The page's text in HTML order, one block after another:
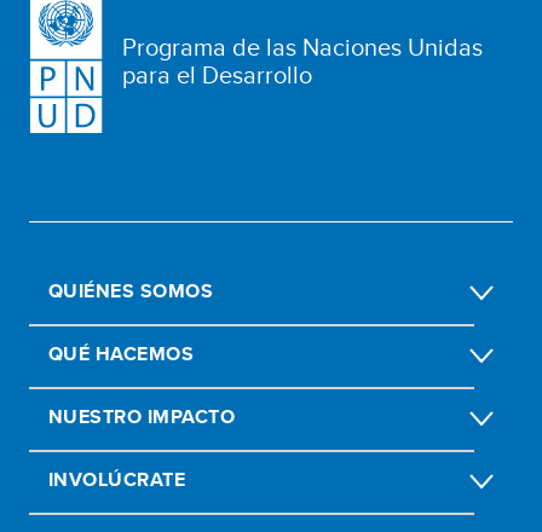
Programa de las Naciones Unidas
para el Desarrollo
QUIÉNES SOMOS
QUÉ HACEMOS
NUESTRO IMPACTO
INVOLÚCRATE